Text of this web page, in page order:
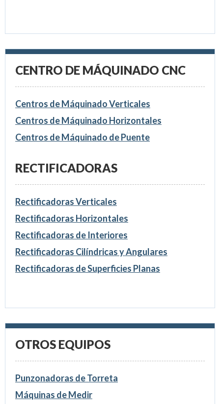
CENTRO DE MÁQUINADO CNC
Centros de Máquinado Verticales
Centros de Máquinado Horizontales
Centros de Máquinado de Puente
RECTIFICADORAS
Rectificadoras Verticales
Rectificadoras Horizontales
Rectificadoras de Interiores
Rectificadoras Cilíndricas y Angulares
Rectificadoras de Superficies Planas
OTROS EQUIPOS
Punzonadoras de Torreta
Máquinas de Medir